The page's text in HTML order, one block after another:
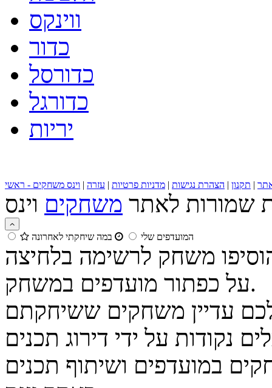
ווינקס
כדור
כדורסל
כדורגל
יריות
| תקנון | הצהרת נגישות | מדניות פרטיות | עזרה | וינס משחקים - ראשי
שמורות לאתר משחקים
המועדפים שלי במה שיחקתי לאחרונה
משחק לרשימה בלחיצה
על כפתור מועדפים במשחק.
על ידי דירוג תכנים
במועדפים ושיתוף תכנים